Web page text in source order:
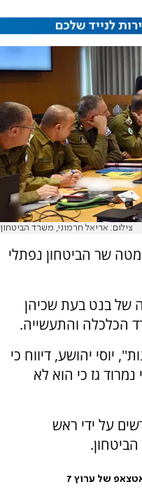
צילום: אריאל חרמוני, משרד הביטחון
שר הביטחון נפתלי
המטה של בנט בעת שכיהן
הכלכלה והתעשייה.
יוסי יהושע, דיווח כי
גז כי הוא לא
על ידי ראש
של ערוץ 7